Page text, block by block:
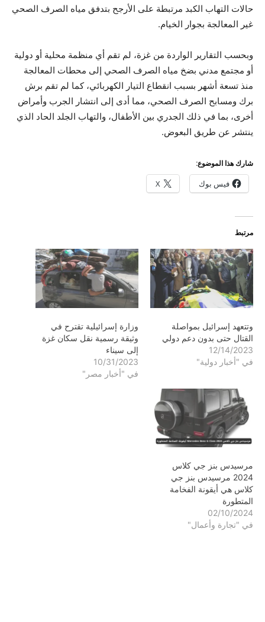
حالات التهاب الكبد مرتبطة على الأرجح بتدفق مياه الصرف الصحي
غير المعالجة بجوار الخيام.
وبحسب التقارير الواردة من غزة، لم تقم أي منظمة محلية أو دولية
أو مجتمع مدني بضخ مياه الصرف الصحي إلى محطات المعالجة
منذ تسعة أشهر بسبب انقطاع التيار الكهربائي، كما لم تقم برش
برك ومسابح الصرف الصحي، مما أدى إلى انتشار الجرب وأمراض
أخرى، بما في ذلك الجدري بين الأطفال، والتهاب الجلد الحاد الذي
ينتشر عن طريق البعوض.
شارك هذا الموضوع:
فيس بوك X
مرتبط
وتتعهد إسرائيل بمواصلة
القتال حتى بدون دعم دولي
12/14/2023
في "أخبار دولية"
وزارة إسرائيلية تقترح في
وثيقة رسمية نقل سكان غزة
إلى سيناء
10/31/2023
في "أخبار مصر"
مرسيدس بنز جي كلاس
2024 مرسيدس بنز جي
كلاس هي أيقونة الفخامة
المتطورة
02/10/2024
في "تجارة وأعمال"